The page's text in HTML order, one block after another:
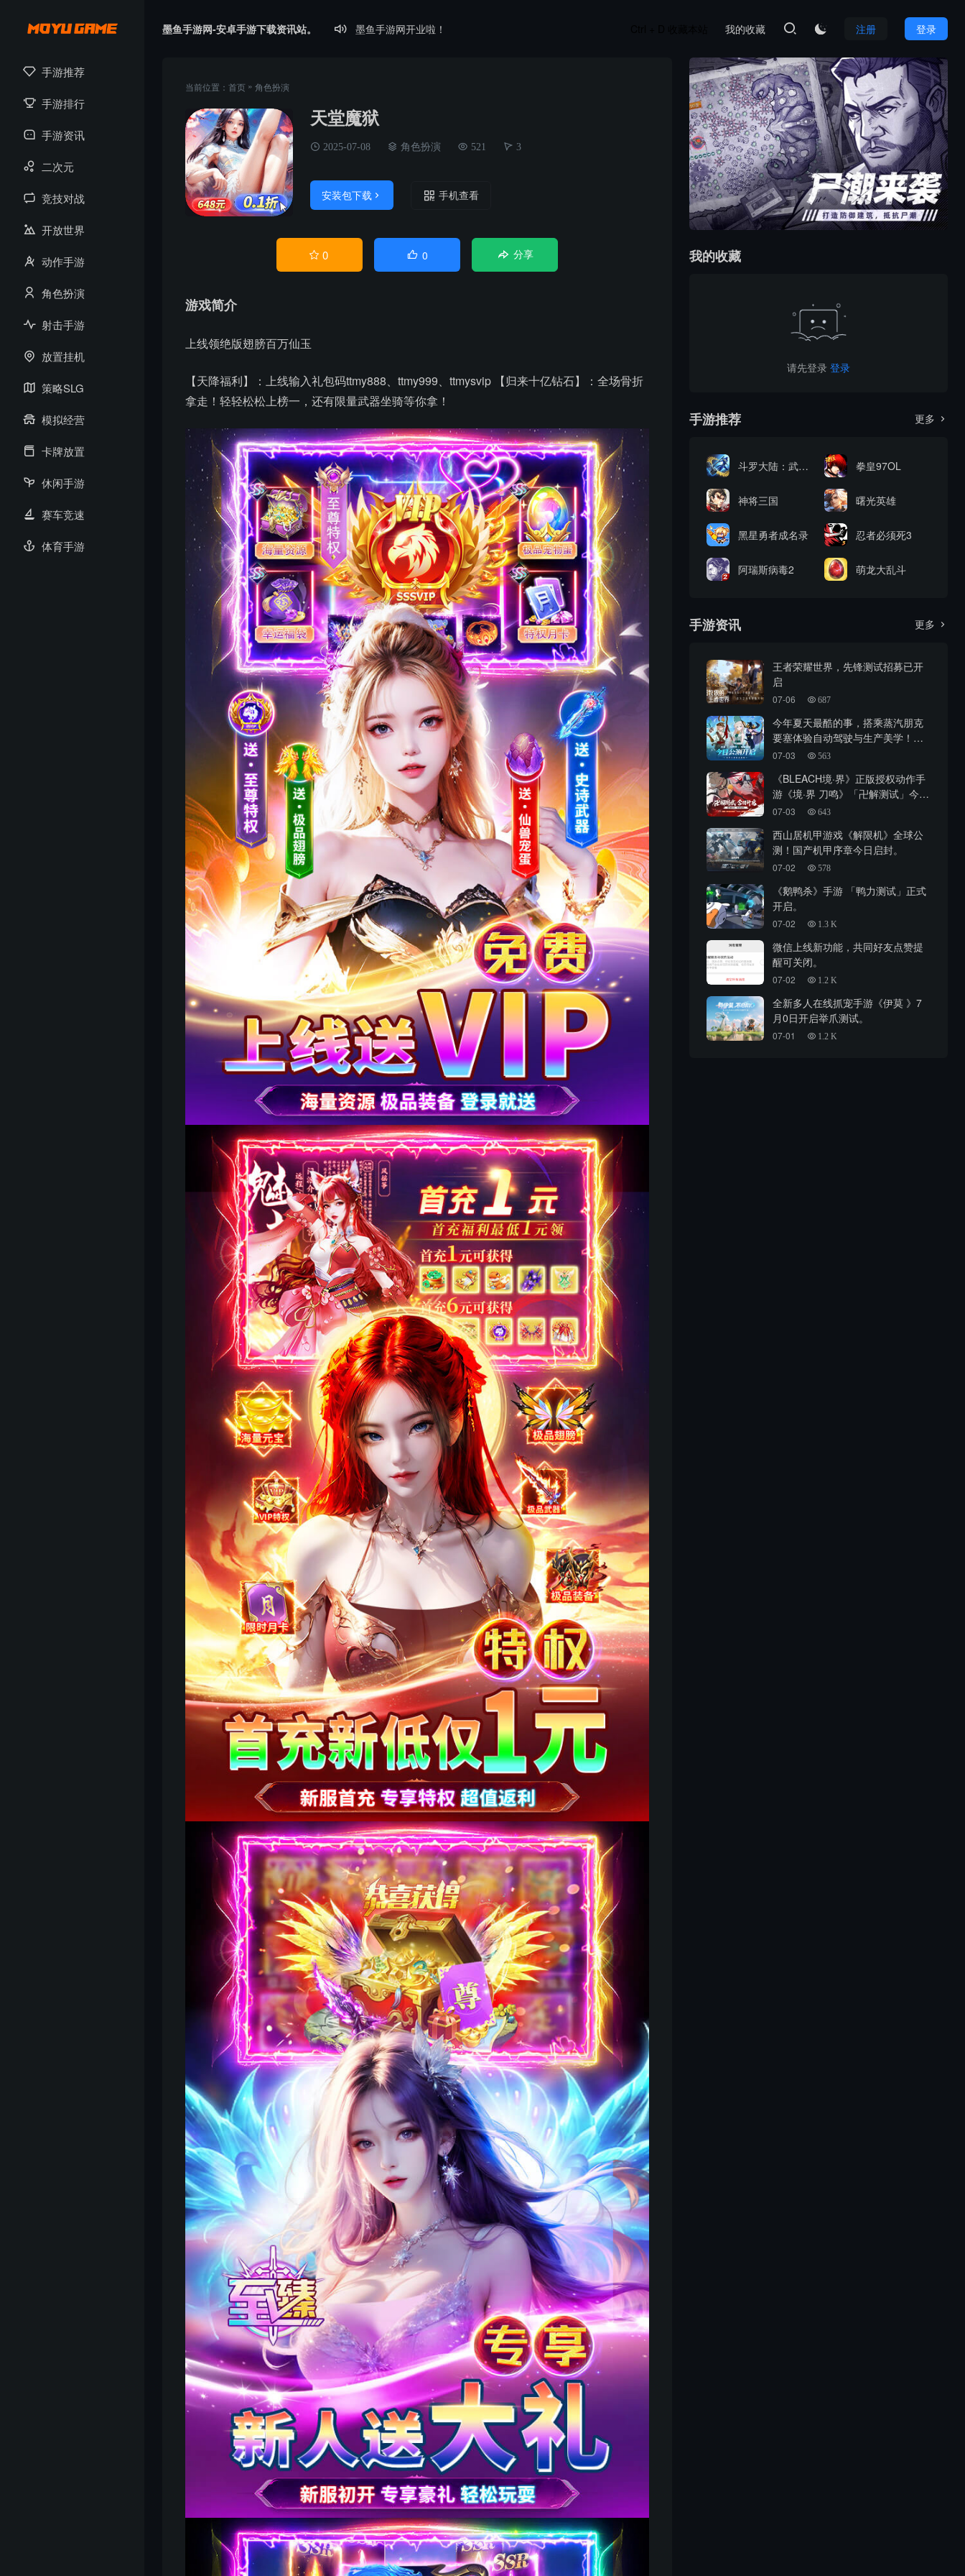
手游推荐
手游排行
手游资讯
二次元
竞技对战
开放世界
动作手游
角色扮演
射击手游
放置挂机
策略SLG
模拟经营
卡牌放置
休闲手游
赛车竞速
体育手游
墨鱼手游网-安卓手游下载资讯站。 
墨鱼手游网开业啦！
登录
注册

我的收藏
当前位置： 首页 » 角色扮演
天堂魔狱
2025-07-08 角色扮演 521 3
安装包下载  手机查看
 0  0 分享
游戏简介
上线领绝版翅膀百万仙玉
【天降福利】：上线输入礼包码ttmy888、ttmy999、ttmysvip 【归来十亿钻石】：全场骨折
拿走！轻轻松松上榜一，还有限量武器坐骑等你拿！
我的收藏
请先登录 登录
手游推荐 更多 
斗罗大陆：武魂觉醒 拳皇97OL
神将三国 曙光英雄
黑星勇者成名录 忍者必须死3
阿瑞斯病毒2 萌龙大乱斗
手游资讯 更多 
王者荣耀世界，先锋测试招募已开
启
07-06 687
今年夏天最酷的事，搭乘蒸汽朋克
要塞体验自动驾驶与生产美学！
《洛伊的移动要塞》！全平台公测
07-03 563
《BLEACH境·界》正版授权动作手
游《境·界 刀鸣》「卍解测试」今日
正式开启
07-03 643
西山居机甲游戏《解限机》全球公
测！国产机甲序章今日启封。
07-02 578
《鹅鸭杀》手游 「鸭力测试」正式
开启。
07-02 1.3 K
微信上线新功能，共同好友点赞提
醒可关闭。
07-02 1.2 K
全新多人在线抓宠手游《伊莫 》7
月0日开启举爪测试。
07-01 1.2 K